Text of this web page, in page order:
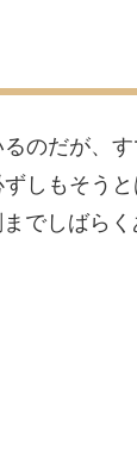
のだが、
しもそう
でしばらく